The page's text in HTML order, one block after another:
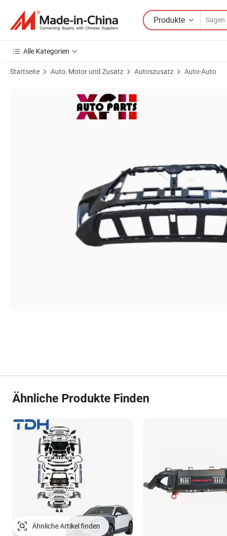
Produkte
Alle Kategorien
Startseite Auto, Motor und Zusatz Autoszusatz Auto-Auto
Produktbilder von Großhandelspreis Original China Auto Front
Ähnliche Produkte Finden